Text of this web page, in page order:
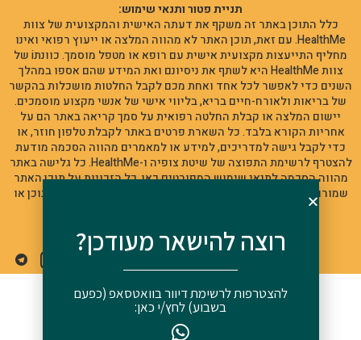
תניית פטור ותנאי שימוש:
כלל התוכן באתר זה משקף את דעתה האישית והמקצועית של צוות
HealthMe. עם זאת, תוכן האתר לא מהווה המלצה או ייעוץ רפואי ואינו
מחליף התייעצות מקצועית אישית עם רופא או מטפל מוסמך. כוונתi של
צוות HealthMe היא לשתף את ניסיונם ואת המידע שהם אספו במהלך
השנים כדי לאפשר לכל אחד ואחת מכם לקבל החלטות מושכלות בהקשר
של בריאות ולאורח-חיים בריא, בליווי אישי של אנשי מקצוע מוסמכים.
יישום המלצה או קבלת החלטה רפואית על סמך קריאה באתר הם על
אחריות הקורא בלבד. כל השארת פרטים באתר לקבלת טלפון חוזר, או
כדי לקבל גישה למדריכים, למידע או למאמרים מהווה הסכמה מודעת
להצטרף לרשימת התפוצה של שיטת צופיה ו-HealthMe. כל גלישה באתר
מהווה הסכמה לתנאי שימוש המפורטים כאן. כל הזכויות על תוכן האתר
שמורות לצופיה שטייר ו-HealthMe – אין להשתמש או להעתיק תוכן או
האתר נבנה ע"י פאפגאי דיגיטל
רוצה להישאר מעודכן?
להצטרפות לרשימת דיוור בוואטסאפ (כפעם
בשבוע) לחץ/י כאן: